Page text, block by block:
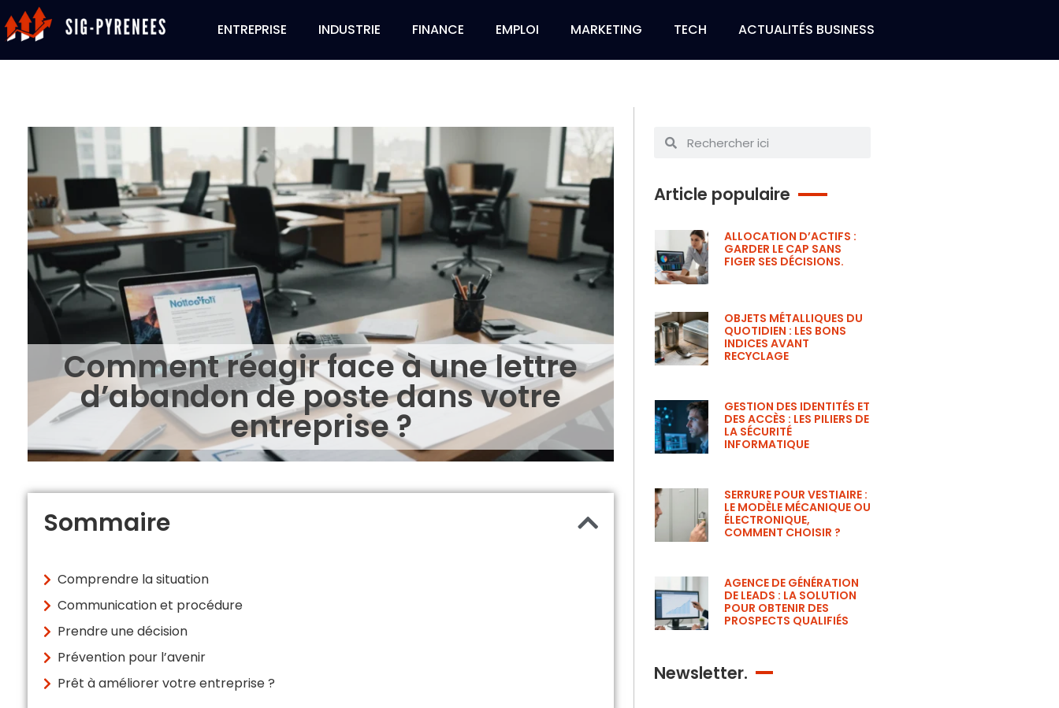
ENTREPRISE INDUSTRIE FINANCE EMPLOI MARKETING TECH ACTUALITÉS BUSINESS
Comment réagir face à une lettre
d’abandon de poste dans votre
entreprise ?
Sommaire
Comprendre la situation
Communication et procédure
Prendre une décision
Prévention pour l’avenir
Prêt à améliorer votre entreprise ?
Article populaire
ALLOCATION D’ACTIFS :
GARDER LE CAP SANS
FIGER SES DÉCISIONS.
OBJETS MÉTALLIQUES DU
QUOTIDIEN : LES BONS
INDICES AVANT
RECYCLAGE
GESTION DES IDENTITÉS ET
DES ACCÈS : LES PILIERS DE
LA SÉCURITÉ
INFORMATIQUE
SERRURE POUR VESTIAIRE :
LE MODÈLE MÉCANIQUE OU
ÉLECTRONIQUE,
COMMENT CHOISIR ?
AGENCE DE GÉNÉRATION
DE LEADS : LA SOLUTION
POUR OBTENIR DES
PROSPECTS QUALIFIÉS
Newsletter.